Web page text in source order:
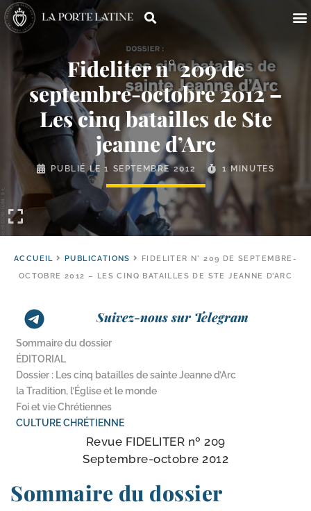
Fideliter n° 209 de
septembre-​octobre 2012 –
Les cinq batailles de Ste
jeanne d’Arc
PUBLIÉ LE1 SEPTEMBRE 2012 1 MINUTES
ACCUEIL PUBLICATIONS
FIDELITER N° 209 DE SEPTEMBRE-
OCTOBRE 2012 – LES CINQ BATAILLES DE STE JEANNE D’ARC
Suivez-nous sur Telegram
Sommaire du dossier
ÉDITORIAL
Dossier : Les cinq batailles de sainte Jeanne d’Arc
la Tradition, l’Église et le monde
Foi et vie Chrétiennes
CULTURE CHRÉTIENNE
Revue FIDELITER nº 209
Septembre-​octobre 2012
Sommaire du dossier